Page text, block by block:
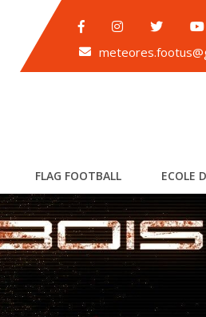
FLAG FOOTBALL ECOLE